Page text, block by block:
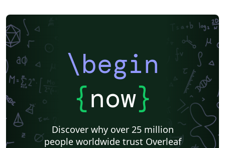
\begin
{now}
Discover why over 25 million
people worldwide trust Overleaf